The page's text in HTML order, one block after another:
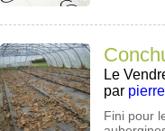
Le
par pierre
Fini pour